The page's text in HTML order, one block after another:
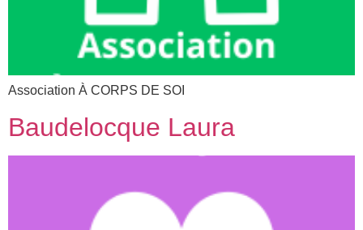
Association À CORPS DE SOI
Baudelocque Laura